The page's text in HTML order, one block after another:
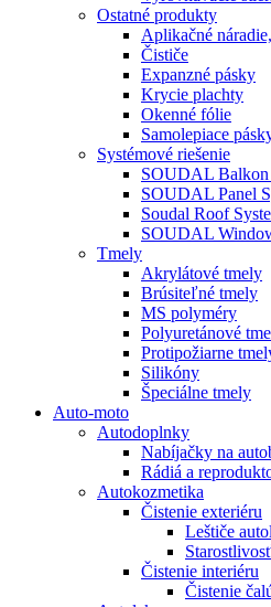
Ostatné produkty
Aplikačné
Čističe
Expanzné pásky
Krycie plachty
Okenné fólie
Samolepiace
Systémové riešenie
SOUDAL Balkon
SOUDAL Panel
Soudal Roof
SOUDAL
Tmely
Akrylátové tmely
Brúsiteľné tmely
MS polyméry
Polyuretánové
Protipožiarne
Silikóny
Špeciálne tmely
Auto-moto
Autodoplnky
Nabíjačky na
Rádiá a
Autokozmetika
Čistenie exteriéru
Leštiče
Čistenie interiéru
Čistenie